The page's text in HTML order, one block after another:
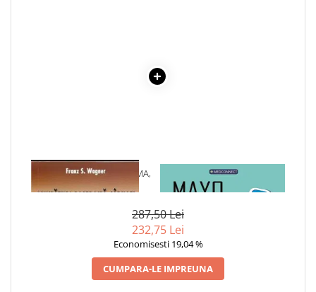
1 x AFUMATURI, PASTRAMA,
CARNATI
1 x MAYO CLINIC. CARTEA
ESENTIALA DESPRE DIABETUL
287,50 Lei
232,75 Lei
Economisesti 19,04 %
CUMPARA-LE IMPREUNA